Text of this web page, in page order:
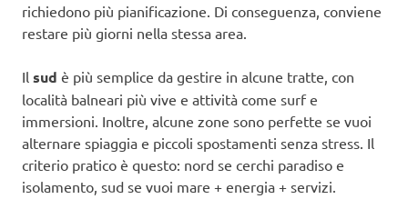
richiedono più pianificazione. Di conseguenza, conviene
restare più giorni nella stessa area.
Il sud è più semplice da gestire in alcune tratte, con
località balneari più vive e attività come surf e
immersioni. Inoltre, alcune zone sono perfette se vuoi
alternare spiaggia e piccoli spostamenti senza stress. Il
criterio pratico è questo: nord se cerchi paradiso e
isolamento, sud se vuoi mare + energia + servizi.